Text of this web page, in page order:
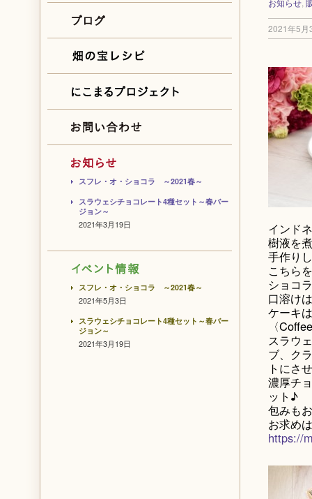
お知らせ,
2021年5月
インド
樹液を
手作り
こちら
ショコ
口溶け
ケーキ
〈
スラウ
ブ、ク
トにさ
濃厚チ
ット♪
包みも
お求め
https://
スフレ・オ・ショコラ ～2021春～
スラウェシチョコレート4種セット～春バー
ジョン～
2021年3月19日
スフレ・オ・ショコラ ～2021春～
2021年5月3日
スラウェシチョコレート4種セット～春バー
ジョン～
2021年3月19日